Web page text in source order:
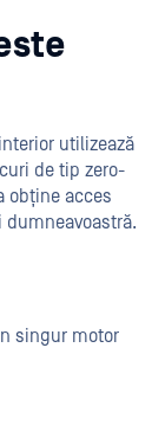
utilizează
de tip zero-
obține acces
singur motor